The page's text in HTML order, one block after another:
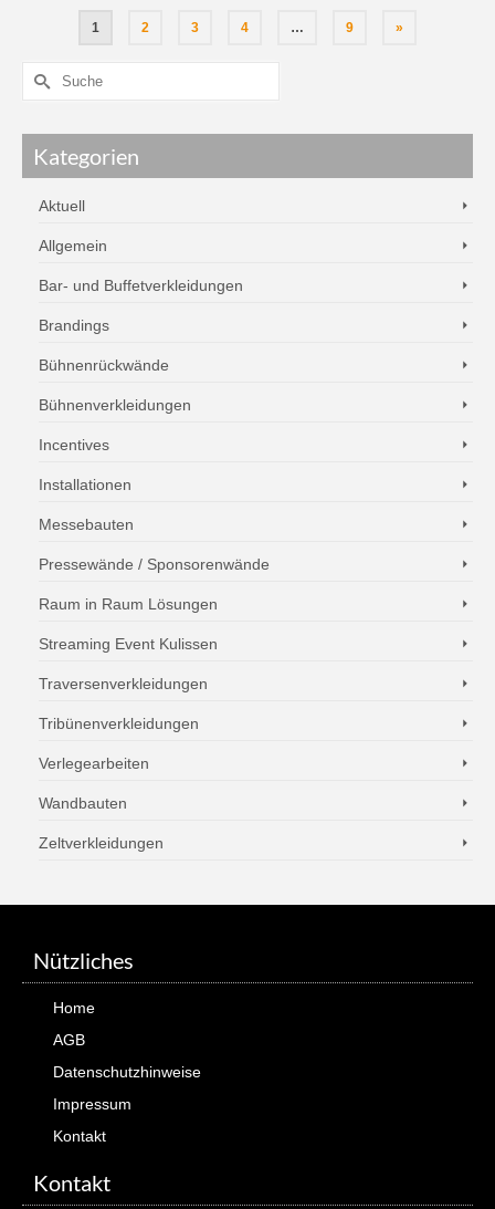
1 2 3 4 … 9 »
Kategorien
Aktuell
Allgemein
Bar- und Buffetverkleidungen
Brandings
Bühnenrückwände
Bühnenverkleidungen
Incentives
Installationen
Messebauten
Pressewände / Sponsorenwände
Raum in Raum Lösungen
Streaming Event Kulissen
Traversenverkleidungen
Tribünenverkleidungen
Verlegearbeiten
Wandbauten
Zeltverkleidungen
Nützliches
Home
AGB
Datenschutzhinweise
Impressum
Kontakt
Kontakt